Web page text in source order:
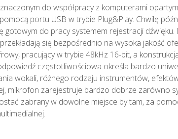
do współpracy z komputerami
portu USB w trybie Plug&Play. Chwilę
gotowym do pracy systemem rejestracji
się bezpośrednio na wysoka jakość
pracujący w trybie 48kHz 16-bit, a
częstotliwościowa określa bardzo
wokali, różnego rodzaju instrumentów,
mikrofon zarejestruje bardzo dobrze zarówno
zabrany w dowolne miejsce by tam, za